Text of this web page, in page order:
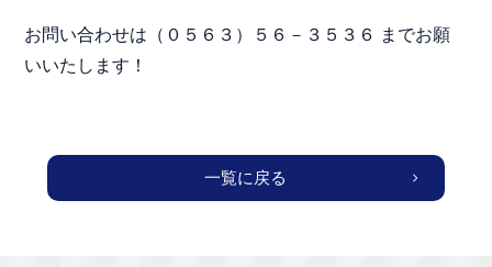
お問い合わせは（０５６３）５６－３５３６ までお願
いいたします！
一覧に戻る